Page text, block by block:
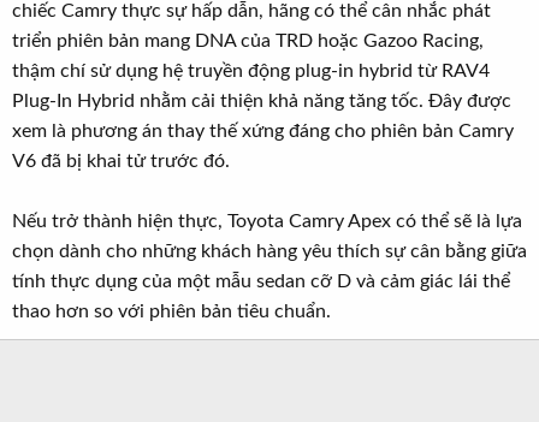
chiếc Camry thực sự hấp dẫn, hãng có thể cân nhắc phát
triển phiên bản mang DNA của TRD hoặc Gazoo Racing,
thậm chí sử dụng hệ truyền động plug-in hybrid từ RAV4
Plug-In Hybrid nhằm cải thiện khả năng tăng tốc. Đây được
xem là phương án thay thế xứng đáng cho phiên bản Camry
V6 đã bị khai tử trước đó.
Nếu trở thành hiện thực, Toyota Camry Apex có thể sẽ là lựa
chọn dành cho những khách hàng yêu thích sự cân bằng giữa
tính thực dụng của một mẫu sedan cỡ D và cảm giác lái thể
thao hơn so với phiên bản tiêu chuẩn.